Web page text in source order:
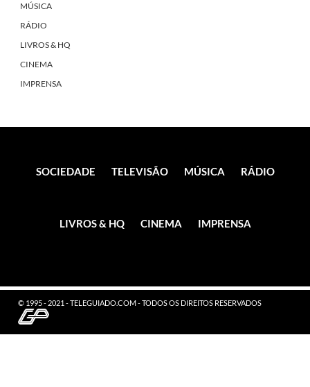
MÚSICA
RÁDIO
LIVROS & HQ
CINEMA
IMPRENSA
SOCIEDADE TELEVISÃO MÚSICA RÁDIO
LIVROS & HQ CINEMA IMPRENSA
© 1995 - 2021 - TELEGUIADO.COM - TODOS OS DIREITOS RESERVADOS